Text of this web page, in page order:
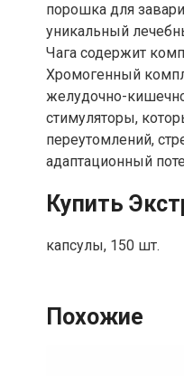
порошка для
уникальный
Чага содержит
Хромогенный
желудочно-
стимуляторы,
переутомлений,
адаптационный
Купить
капсулы, 150 шт.
Похожие